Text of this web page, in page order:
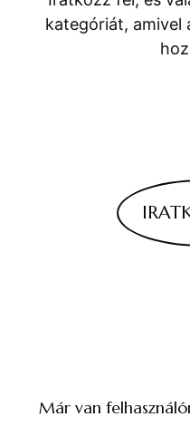
kategóriát, amivel
Már van